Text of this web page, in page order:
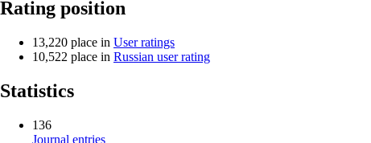
Rating position
13,220 place in User ratings
10,522 place in Russian user rating
Statistics
136
Journal entries